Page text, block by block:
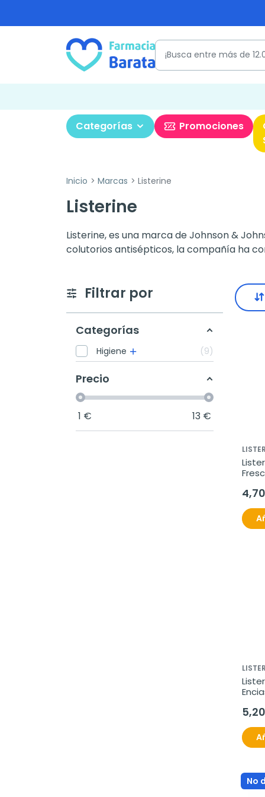
Categorías Promociones
Inicio Marcas Listerine
Listerine
Listerine, es una marca de Johnson &
colutorios antisépticos, la compañía ha
Filtrar por
Categorías
Higiene 9
Precio
1 € 13 €
No